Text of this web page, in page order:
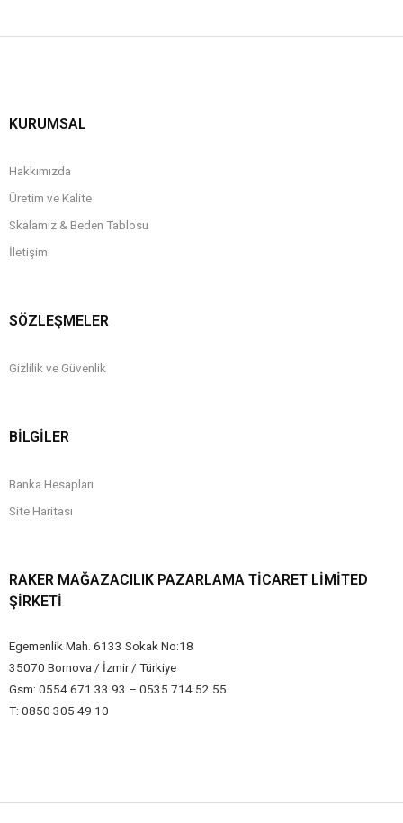
KURUMSAL
Hakkımızda
Üretim ve Kalite
Skalamız & Beden Tablosu
İletişim
SÖZLEŞMELER
Gizlilik ve Güvenlik
BİLGİLER
Banka Hesapları
Site Haritası
RAKER MAĞAZACILIK PAZARLAMA TICARET LIMITED
ŞIRKETI
Egemenlik Mah. 6133 Sokak No:18
35070 Bornova / İzmir / Türkiye
Gsm: 0554 671 33 93 – 0535 714 52 55
T: 0850 305 49 10